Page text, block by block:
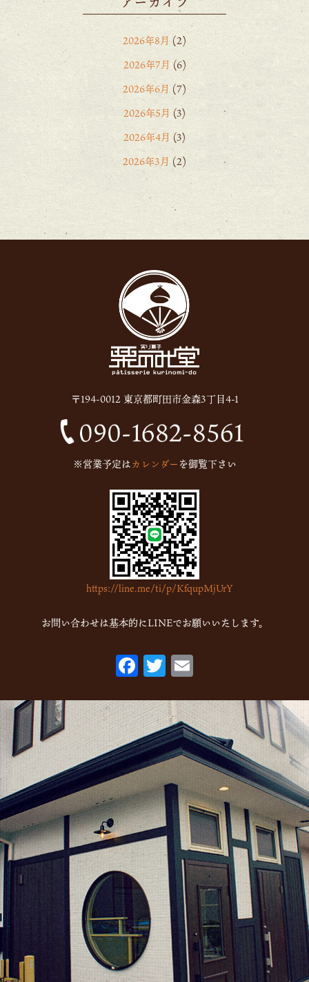
2026年8月 (2)
2026年7月 (6)
2026年6月 (7)
2026年5月 (3)
2026年4月 (3)
2026年3月 (2)
2026年2月
(1)
2025年10月(6)
2025年9月(11)
2025年8月(11)
2025年7月(12)
2025年6月(13)
2024年12月(1)
2024年10月(1)
2023年2月(4)
2023年1月(7)
2022年12月(15)
2022年11月(16)
2022年10月(6)
2022年9月(1)
2022年5月
(2)
2022年1月(2)
2021年10月(1)
2021年9月
2021年8月 (1)
2021年6月
(1)
2021年5月
(1)
2021年4月 (1)
2021年2月(2)
2021年1月(2)
2020年12月(5)
2020年11月(2)
〒194-0012 東京都町田市金森3丁目4-1
※営業予定はカレンダーを御覧下さい
https://line.me/ti/p/KfqupMjUrY
お問い合わせは基本的にLINEでお願いいたします。
F
ac
eb
o
o
k
T
w
itt
er
ai
l